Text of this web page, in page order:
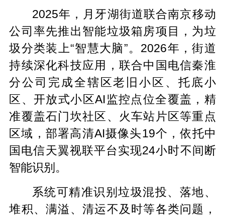
2025年，月牙湖街道联合南京移动
公司率先推出智能垃圾箱房项目，为垃
圾分类装上“智慧大脑”。2026年，街道
持续深化科技应用，联合中国电信秦淮
分公司完成全辖区老旧小区、托底小
区、开放式小区AI监控点位全覆盖，精
准覆盖石门坎社区、火车站片区等重点
区域，部署高清AI摄像头19个，依托中
国电信天翼视联平台实现24小时不间断
智能识别。
系统可精准识别垃圾混投、落地、
堆积、满溢、清运不及时等各类问题，